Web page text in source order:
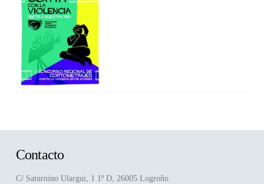
Contacto
C/ Saturnino Ulargui, 1 1º D, 26005 Logroño